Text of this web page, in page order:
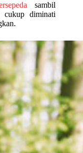
sambil
cukup diminati